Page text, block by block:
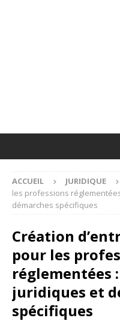
ACCUEIL JURIDIQUE
les professions
démarches spécifiques
Création
pour les
réglementées
juridiques et
spécifiques